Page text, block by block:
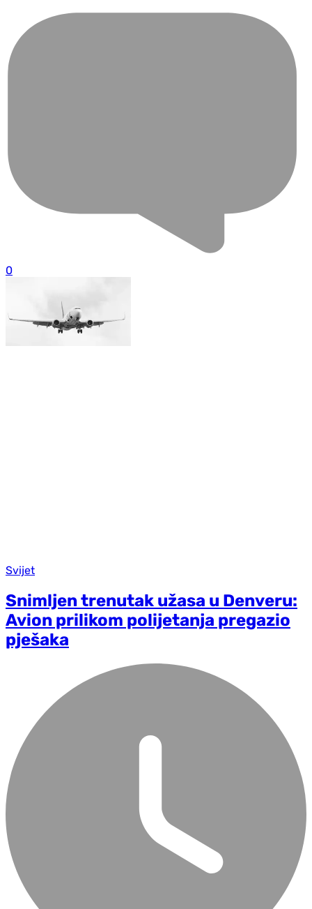
0
Svijet
Snimljen trenutak užasa u Denveru:
Avion prilikom polijetanja pregazio
pješaka